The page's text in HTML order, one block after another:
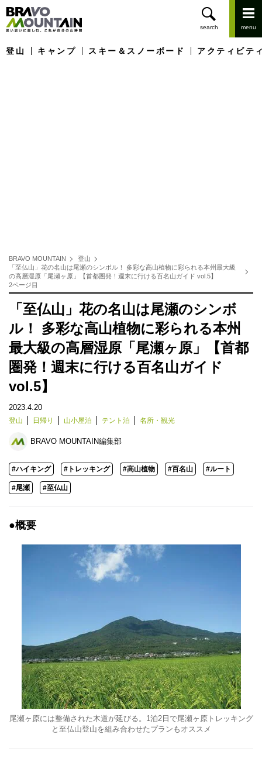
登山 キャンプ スキー＆スノーボード アクティビテ
BRAVO MOUNTAIN
登山
「至仏山」花の名山は尾瀬のシンボル！ 多彩な高山植物に彩られる本州最大級
の高層湿原「尾瀬ヶ原」【首都圏発！週末に行ける百名山ガイド vol.5】
2ページ目
「至仏山」花の名山は尾瀬のシンボ
ル！ 多彩な高山植物に彩られる本州
最大級の高層湿原「尾瀬ヶ原」【首都
圏発！週末に行ける百名山ガイド
vol.5】
2023.4.20
登山 日帰り 山小屋泊 テント泊 名所・観光
BRAVO MOUNTAIN編集部
#ハイキング #トレッキング #高山植物 #百名山 #ルート
#尾瀬 #至仏山
●概要
尾瀬ヶ原には整備された木道が延びる。1泊2日で尾瀬ヶ原トレッキング
と至仏山登山を組み合わせたプランもオススメ